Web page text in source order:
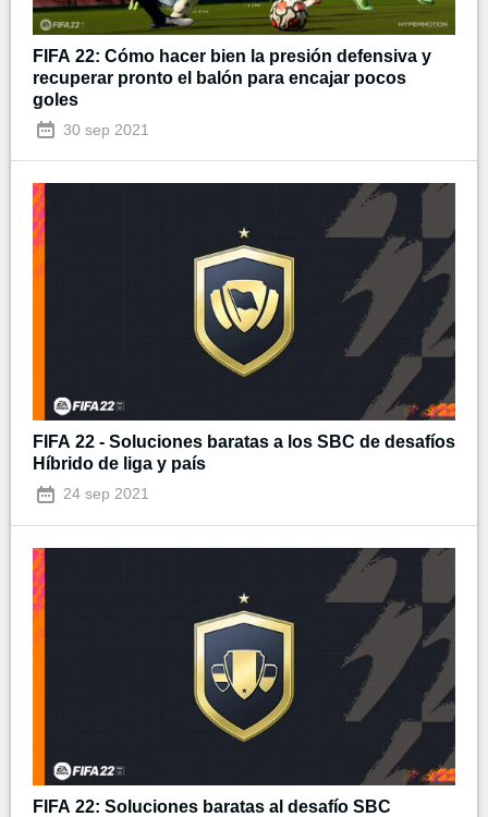
FIFA 22: Cómo hacer bien la presión defensiva y
recuperar pronto el balón para encajar pocos
goles
30 sep 2021
FIFA 22 - Soluciones baratas a los SBC de desafíos
Híbrido de liga y país
24 sep 2021
FIFA 22: Soluciones baratas al desafío SBC